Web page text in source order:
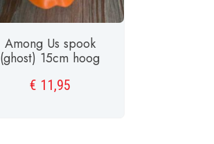
Among Us spook
(ghost) 15cm hoog
€11,95